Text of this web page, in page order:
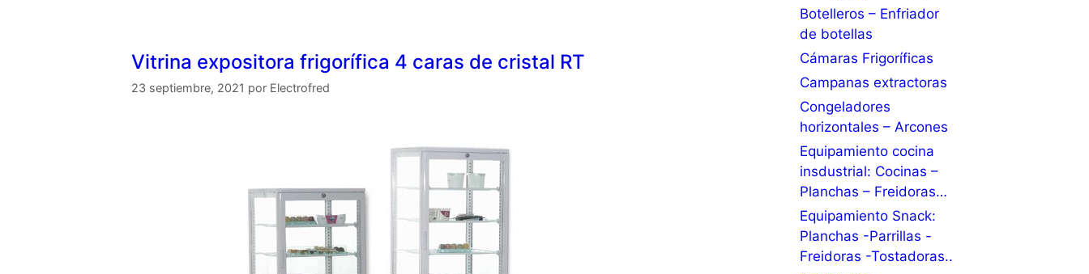
Vitrina expositora frigorífica 4 caras de cristal RT
23 septiembre, 2021 por Electrofred
Botelleros – Enfriador
de botellas
Cámaras Frigoríficas
Campanas extractoras
Congeladores
horizontales – Arcones
Equipamiento cocina
insdustrial: Cocinas –
Planchas – Freidoras…
Equipamiento Snack:
Planchas -Parrillas -
Freidoras -Tostadoras..